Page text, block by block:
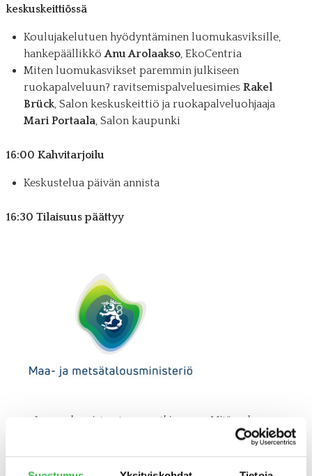
keskuskeittiössä
Koulujakelutuen hyödyntäminen luomukasviksille,
hankepäällikkö Anu Arolaakso, EkoCentria
Miten luomukasvikset paremmin julkiseen
ruokapalveluun? ravitsemispalveluesimies Rakel
Brück, Salon keskuskeittiö ja ruokapalveluohjaaja
Mari Portaala , Salon kaupunki
16:00 Kahvitarjoilu
Keskustelua päivän annista
16:30 Tilaisuus päättyy
Luomukasvisten teemaretki on osa Mitä se luomu
oikeastaan on -hanketta, jota rahoittaa maa- ja